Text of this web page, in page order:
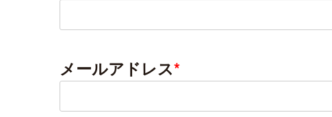
メールアドレス*